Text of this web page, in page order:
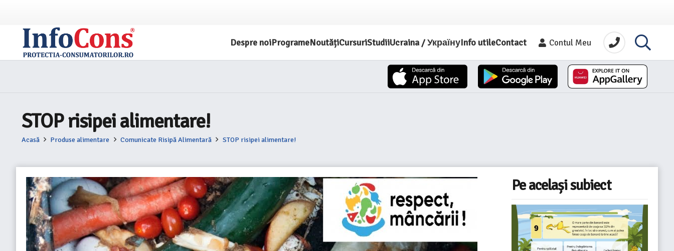
Despre noiProgrameNoutățiCursuriStudiiUcraina / УкраїнуInfo utileContact Contul Meu
STOP risipei alimentare!
Acasă Produse alimentare Comunicate Risipă Alimentară STOP risipei alimentare!
Pe același subiect